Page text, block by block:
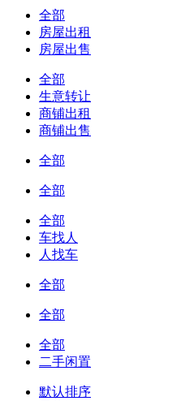
全部
房屋出租
房屋出售
全部
生意转让
商铺出租
商铺出售
全部
全部
全部
车找人
人找车
全部
全部
全部
二手闲置
默认排序